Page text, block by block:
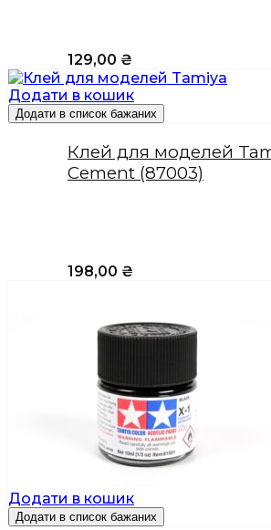
129,00 ₴
Додати в кошик
Додати в список бажаних
Клей для моделей
Cement (87003)
198,00 ₴
Додати в кошик
Додати в список бажаних